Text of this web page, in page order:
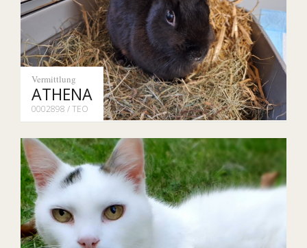
Vermittlung
ATHENA
0002898 / TEO